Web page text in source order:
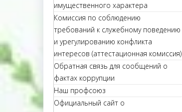
имущественного характера
Комиссия по соблюдению
требований к служебному поведению
и урегулированию конфликта
интересов (аттестационная комиссия)
Обратная связь для сообщений о
фактах коррупции
Наш профсоюз
Официальный сайт о